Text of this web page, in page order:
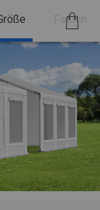
Farben